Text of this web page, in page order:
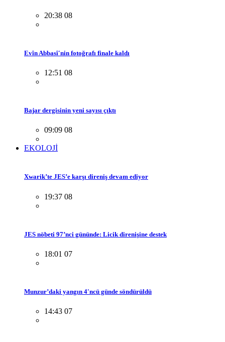
20:38 08
Evîn Abbasî'nin fotoğrafı finale kaldı
12:51 08
Bajar dergisinin yeni sayısı çıktı
09:09 08
EKOLOJİ
Xwarik’te JES’e karşı direniş devam ediyor
19:37 08
JES nöbeti 97’nci gününde: Licik direnişine destek
18:01 07
Munzur’daki yangın 4'ncü günde söndürüldü
14:43 07